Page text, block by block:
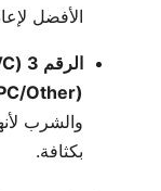
الأفضل
(PC/Other):
بكثافة.